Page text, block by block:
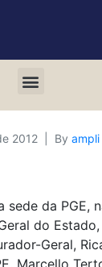
2012 By ampli
sede da PGE,
do
Geral,
Marcello